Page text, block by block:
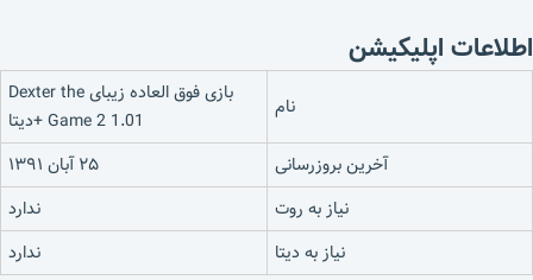
اطلاعات اپلیکیشن
نام
بازی فوق العاده زیبای Dexter the
Game 2 1.01 +دیتا
آخرین بروزرسانی
۲۵ آبان ۱۳۹۱
نیاز به روت
ندارد
نیاز به دیتا
ندارد